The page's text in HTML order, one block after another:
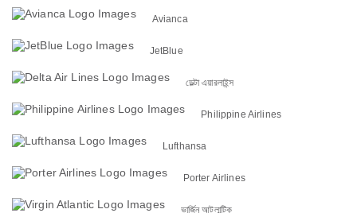
Avianca
JetBlue
ডেল্টা এয়ারলাইন্স
Philippine Airlines
Lufthansa
Porter Airlines
ভার্জিন আটলান্টিক